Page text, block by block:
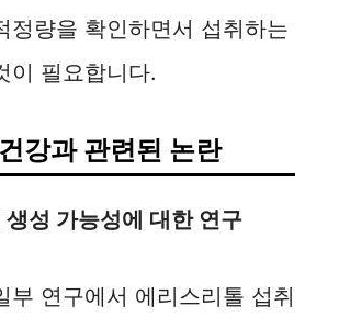
정량을 확인하면서 섭취하는
이 필요합니다.
강과 관련된 논란
생성 가능성에 대한 연구
부 연구에서 에리스리톨 섭취